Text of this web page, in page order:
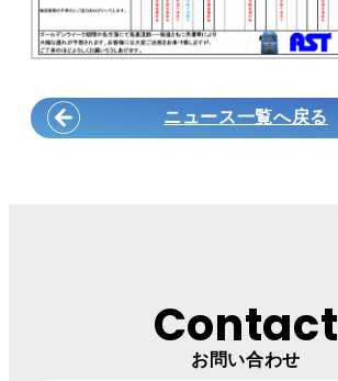
ニュース一覧へ戻る
Contact
お問い合わせ